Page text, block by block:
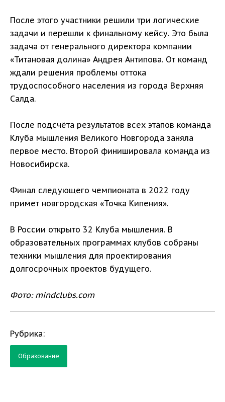
После этого участники решили три логические
задачи и перешли к финальному кейсу. Это была
задача от генерального директора компании
«Титановая долина» Андрея Антипова. От команд
ждали решения проблемы оттока
трудоспособного населения из города Верхняя
Салда.
После подсчёта результатов всех этапов команда
Клуба мышления Великого Новгорода заняла
первое место. Второй финишировала команда из
Новосибирска.
Финал следующего чемпионата в 2022 году
примет новгородская «Точка Кипения».
В России открыто 32 Клуба мышления. В
образовательных программах клубов собраны
техники мышления для проектирования
долгосрочных проектов будущего.
Фото: mindclubs.com
Рубрика:
Образование